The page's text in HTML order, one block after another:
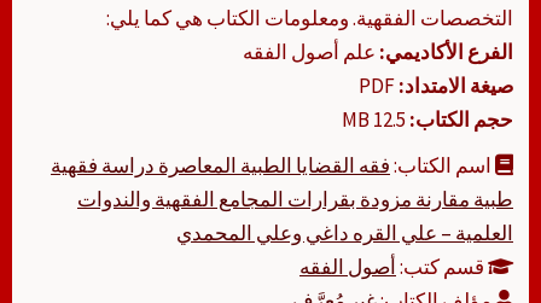
التخصصات الفقهية. ومعلومات الكتاب هي كما يلي:
الفرع الأكاديمي: علم أصول الفقه
صيغة الامتداد:
حجم الكتاب:
اسم الكتاب:فقه القضايا الطبية المعاصرة دراسة فقهية
طبية مقارنة مزودة بقرارات المجامع الفقهية والندوات
العلمية – علي القره داغي وعلي المحمدي
قسم كتب:أصول الفقه